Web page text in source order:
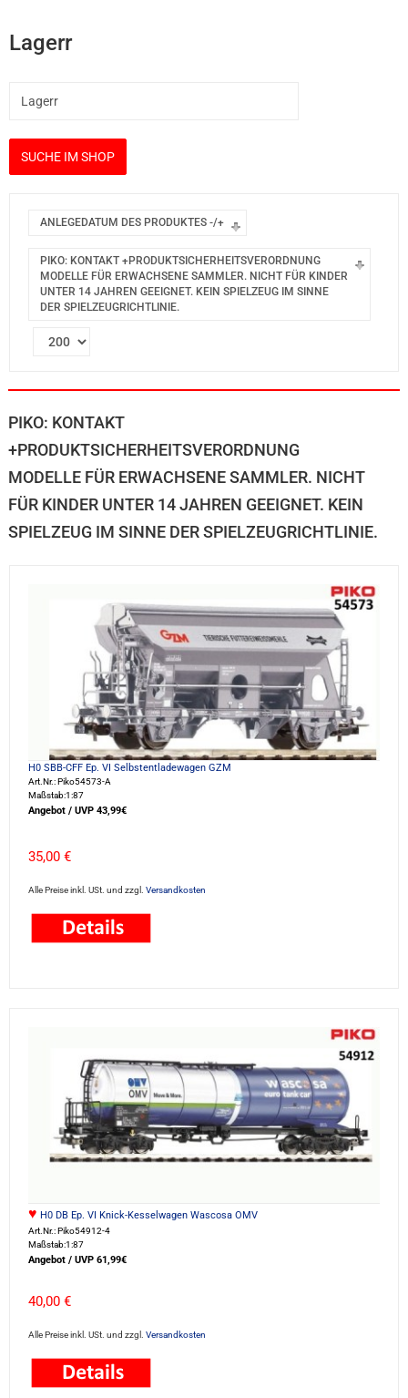
Lagerr
ANLEGEDATUM DES PRODUKTES -/+
PIKO: KONTAKT +PRODUKTSICHERHEITSVERORDNUNG
MODELLE FÜR ERWACHSENE SAMMLER. NICHT FÜR KINDER
UNTER 14 JAHREN GEEIGNET. KEIN SPIELZEUG IM SINNE
DER SPIELZEUGRICHTLINIE.
PIKO: KONTAKT
+PRODUKTSICHERHEITSVERORDNUNG
MODELLE FÜR ERWACHSENE SAMMLER. NICHT
FÜR KINDER UNTER 14 JAHREN GEEIGNET. KEIN
SPIELZEUG IM SINNE DER SPIELZEUGRICHTLINIE.
H0 SBB-CFF Ep. VI Selbstentladewagen GZM
Art.Nr.: Piko54573-A
Maßstab:1:87
Angebot / UVP 43,99€
35,00 €
Alle Preise inkl. USt. und zzgl. Versandkosten
♥ H0 DB Ep. VI Knick-Kesselwagen Wascosa OMV
Art.Nr.: Piko54912-4
Maßstab:1:87
Angebot / UVP 61,99€
40,00 €
Alle Preise inkl. USt. und zzgl. Versandkosten